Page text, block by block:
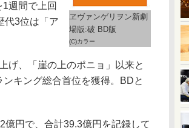
ヱヴァンゲリヲン新劇
場版:破 BD版
(C)カラー
週間で上回
代3位は「ア
げ、「崖の上のポニョ」以来と
キング総合首位を獲得。BDと
円で、合計39.3億円を記録して